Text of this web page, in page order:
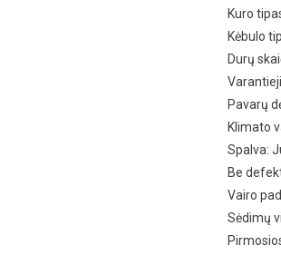
Kuro
Kėbulo
Durų
Pavarų
Klimato
Spalva:
Be
Vairo
Sėdimų